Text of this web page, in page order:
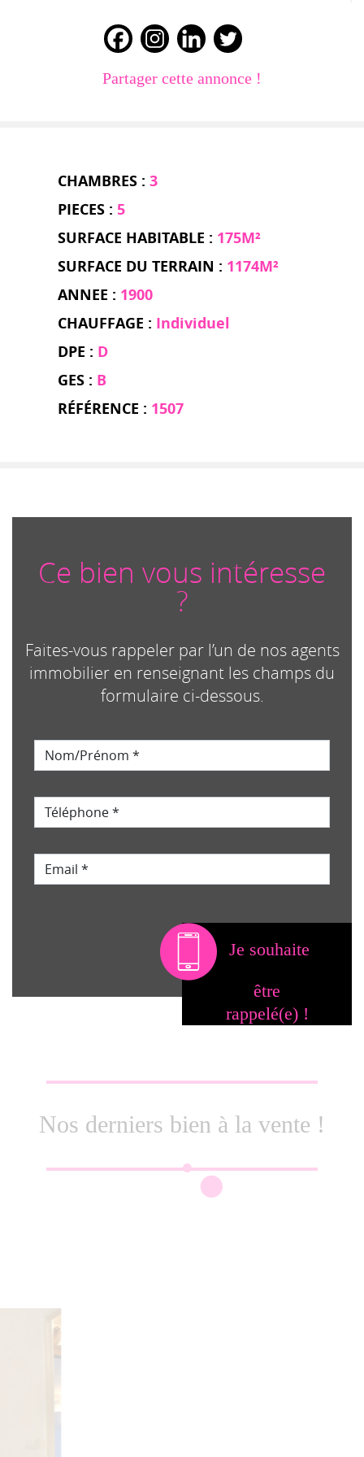
Partager cette annonce !
CHAMBRES : 3
PIECES : 5
SURFACE HABITABLE : 175M²
SURFACE DU TERRAIN : 1174M²
ANNEE : 1900
CHAUFFAGE : Individuel
DPE : D
GES : B
RÉFÉRENCE : 1507
Ce bien vous intéresse
?
Faites-vous rappeler par l’un de nos agents
immobilier en renseignant les champs du
formulaire ci-dessous.
Je souhaite
être
rappelé(e) !
Nos derniers bien à la vente !